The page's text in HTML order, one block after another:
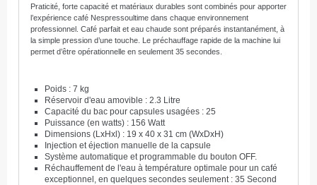
Praticité, forte capacité et matériaux durables sont combinés pour apporter
l’expérience café Nespressoultime dans chaque environnement
professionnel. Café parfait et eau chaude sont préparés instantanément, à
la simple pression d’une touche. Le préchauffage rapide de la machine lui
permet d’être opérationnelle en seulement 35 secondes.
Poids : 7 kg
Réservoir d'eau amovible : 2.3 Litre
Capacité du bac pour capsules usagées : 25
Puissance (en watts) : 156 Watt
Dimensions (LxHxl) : 19 x 40 x 31 cm (WxDxH)
Injection et éjection manuelle de la capsule
Système automatique et programmable du bouton OFF.
Réchauffement de l'eau à température optimale pour un café
exceptionnel, en quelques secondes seulement : 35 Second